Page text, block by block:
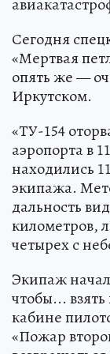
Сегодня
«Мертвая
опять же —
Иркутском.
«ТУ-154
аэропорта в
находились
экипажа.
дальность
километров,
четырех с
Экипаж
чтобы...
кабине
«Пожар